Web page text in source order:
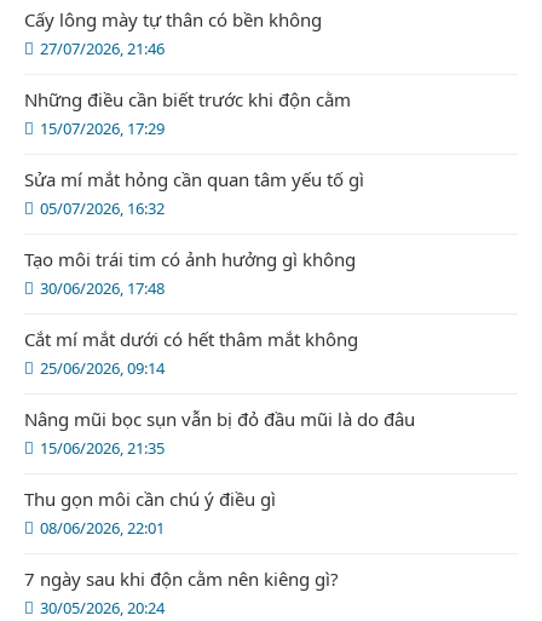
27/07/2026, 21:46
Cấy lông mày tự thân có bền không
15/07/2026, 17:29
Những điều cần biết trước khi độn cằm
05/07/2026, 16:32
Sửa mí mắt hỏng cần quan tâm yếu tố gì
30/06/2026, 17:48
Tạo môi trái tim có ảnh hưởng gì không
25/06/2026, 09:14
Cắt mí mắt dưới có hết thâm mắt không
15/06/2026, 21:35
Nâng mũi bọc sụn vẫn bị đỏ đầu mũi là do đâu
08/06/2026, 22:01
Thu gọn môi cần chú ý điều gì
30/05/2026, 20:24
7 ngày sau khi độn cằm nên kiêng gì?